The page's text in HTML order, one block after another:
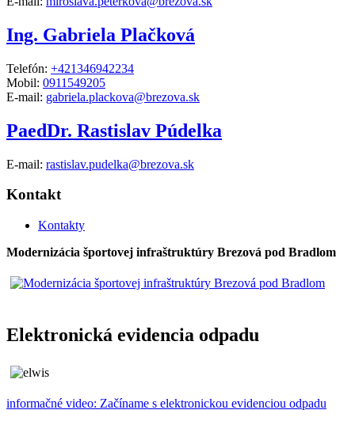
Ing. Gabriela Plačková
Telefón: +421346942234
Mobil: 0911549205
E-mail: gabriela.plackova@brezova.sk
PaedDr. Rastislav Púdelka
E-mail: rastislav.pudelka@brezova.sk
Kontakt
Kontakty
Modernizácia športovej infraštruktúry Brezová pod Bradlom
Elektronická evidencia odpadu
informačné video: Začíname s elektronickou evidenciou odpadu